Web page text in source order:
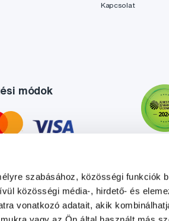
szabásához, közösségi funkciók
közösségi média-, hirdető- és
vonatkozó adatait, akik
Kapcsolat
módok